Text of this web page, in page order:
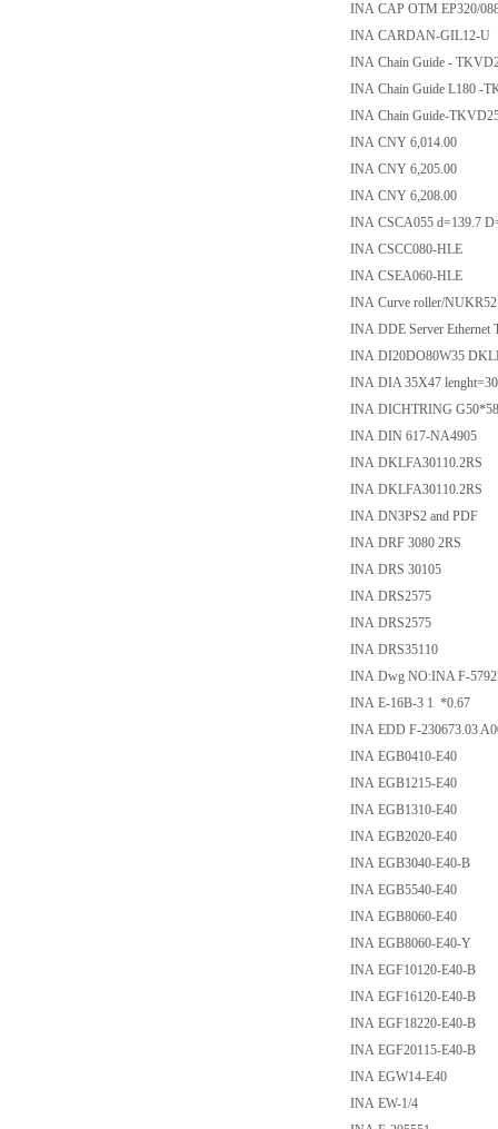
INA CAP OTM EP320/
INA CARDAN-GIL12-U
INA Chain Guide -
INA Chain Guide L180 -
INA Chain Guide-
INA CNY 6,014.00
INA CNY 6,205.00
INA CNY 6,208.00
INA CSCA055 d=139.7
INA CSCC080-HLE
INA CSEA060-HLE
INA Curve roller/NUKR52
INA DDE Server Ethernet
INA DI20DO80W35
INA DIA 35X47 lenght=30
INA DICHTRING
INA DIN 617-NA4905
INA DKLFA30110.2RS
INA DKLFA30110.2RS
INA DN3PS2 and PDF
INA DRF 3080 2RS
INA DRS 30105
INA DRS2575
INA DRS2575
INA DRS35110
INA Dwg NO:INA F-
INA E-16B-3 1 *0.67
INA EDD F-230673.03
INA EGB0410-E40
INA EGB1215-E40
INA EGB1310-E40
INA EGB2020-E40
INA EGB3040-E40-B
INA EGB5540-E40
INA EGB8060-E40
INA EGB8060-E40-Y
INA EGF10120-E40-B
INA EGF16120-E40-B
INA EGF18220-E40-B
INA EGF20115-E40-B
INA EGW14-E40
INA EW-1/4